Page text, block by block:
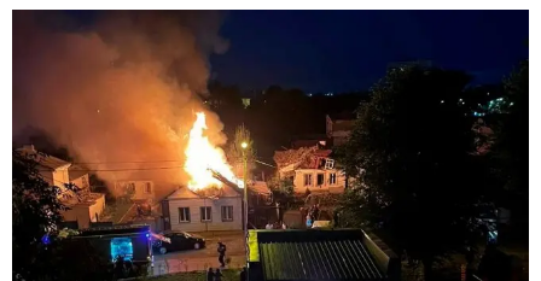
В МИРЕ
ОБЩЕСТВО
КУЛЬТУРА
НАУКА